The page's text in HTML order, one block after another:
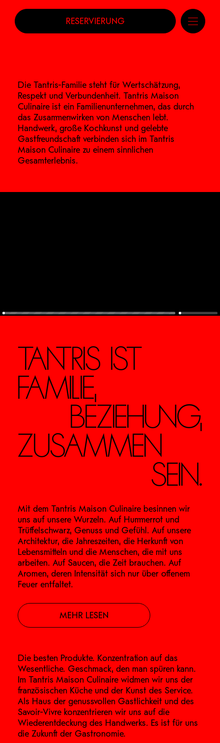
RESERVIERUNG
Die Tantris-Familie steht für Wertschätzung,
Respekt und Verbundenheit. Tantris Maison
Culinaire ist ein Familienunternehmen, das durch
das Zusammenwirken von Menschen lebt.
Handwerk, große Kochkunst und gelebte
Gastfreundschaft verbinden sich im Tantris
Maison Culinaire zu einem sinnlichen
Gesamterlebnis.
TANTRIS IST
FAMILIE,
BEZIEHUNG,
ZUSAMMEN
SEIN.
Mit dem Tantris Maison Culinaire besinnen wir
uns auf unsere Wurzeln. Auf Hummerrot und
Trüffelschwarz, Genuss und Gefühl. Auf unsere
Architektur, die Jahreszeiten, die Herkunft von
Lebensmitteln und die Menschen, die mit uns
arbeiten. Auf Saucen, die Zeit brauchen. Auf
Aromen, deren Intensität sich nur über offenem
Feuer entfaltet.
MEHR LESEN
Die besten Produkte. Konzentration auf das
Wesentliche. Geschmack, den man spüren kann.
Im Tantris Maison Culinaire widmen wir uns der
französischen Küche und der Kunst des Service.
Als Haus der genussvollen Gastlichkeit und des
Savoir-Vivre konzentrieren wir uns auf die
Wiederentdeckung des Handwerks. Es ist für uns
die Zukunft der Gastronomie.